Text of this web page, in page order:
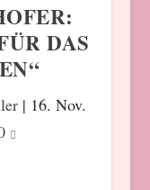
DAS
| 16. Nov.